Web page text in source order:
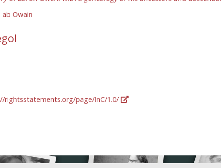
ab Owain
rightsstatements.org/page/InC/1.0/